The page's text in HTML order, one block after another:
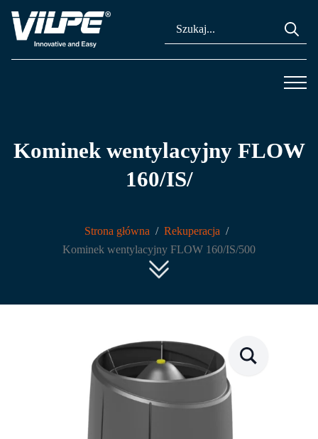
Kominek wentylacyjny FLOW
160/IS/
Strona główna
Rekuperacja
Kominek wentylacyjny FLOW 160/IS/500